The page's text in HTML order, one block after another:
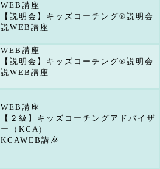
WEB講座
【説明会】キッズコーチング®︎説明会
説WEB講座
WEB講座
【説明会】キッズコーチング®︎説明会
説WEB講座
WEB講座
【２級】キッズコーチングアドバイザ
ー（KCA)
KCAWEB講座